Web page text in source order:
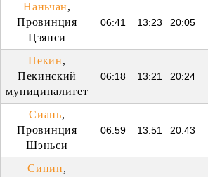
Наньчан,
Провинция
Цзянси
06:41 13:23 20:05
Пекин,
Пекинский
муниципалитет
06:18 13:21 20:24
Сиань,
Провинция
Шэньси
06:59 13:51 20:43
Синин,